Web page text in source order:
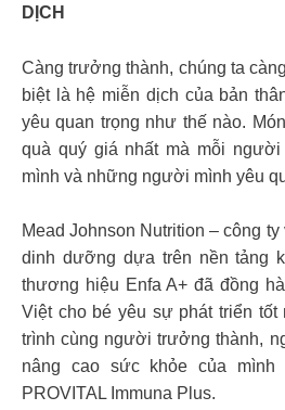
DỊCH
Càng trưởng thành, chúng ta
biệt là hệ miễn dịch của bản
yêu quan trọng như thế nào.
quà quý giá nhất mà mỗi
mình và những người mình yêu
Mead Johnson Nutrition – công
dinh dưỡng dựa trên nền tảng
thương hiệu Enfa A+ đã đồng
Việt cho bé yêu sự phát triển tốt
trình cùng người trưởng thành,
nâng cao sức khỏe của
PROVITAL Immuna Plus.